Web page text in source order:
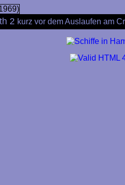
2 kurz vor dem Auslaufen am